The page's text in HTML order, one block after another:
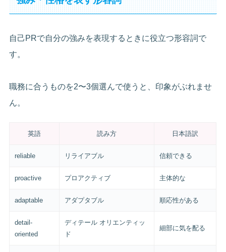
自己PRで自分の強みを表現するときに役立つ形容詞で
す。
職務に合うものを2〜3個選んで使うと、印象がぶれませ
ん。
英語 読み方 日本語訳
reliable リライアブル 信頼できる
proactive プロアクティブ 主体的な
adaptable アダプタブル 順応性がある
detail-
oriented
ディテール オリエンティッ
ド
細部に気を配る